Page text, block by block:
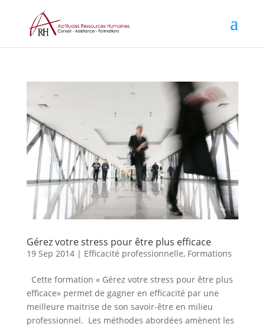
Gérez votre stress pour être plus efficace
19 Sep 2014| Efficacité professionnelle, Formations
Cette formation « Gérez votre stress pour être plus
efficace» permet de gagner en efficacité par une
meilleure maitrise de son savoir-être en milieu
professionnel. Les méthodes abordées amènent les